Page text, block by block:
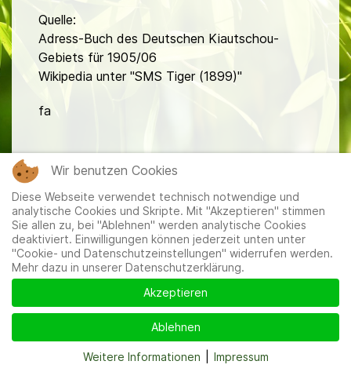
Quelle:
Adress-Buch des Deutschen Kiautschou-
Gebiets für 1905/06
Wikipedia unter "SMS Tiger (1899)"
fa
Mitglieder|Impressum|Datenschutzerklärung |Cookie-
und Datenschutzeinstellungen
Wir benutzen Cookies
Diese Webseite verwendet technisch notwendige und
analytische Cookies und Skripte. Mit "Akzeptieren" stimmen
Sie allen zu, bei "Ablehnen" werden analytische Cookies
deaktiviert. Einwilligungen können jederzeit unten unter
"Cookie- und Datenschutzeinstellungen" widerrufen werden.
Mehr dazu in unserer Datenschutzerklärung.
Akzeptieren
Ablehnen
Weitere Informationen Impressum